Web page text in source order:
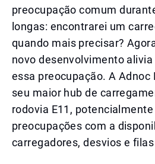
preocupação comum
longas: encontrarei um
quando mais precisar?
novo desenvolvimento
essa preocupação. A
seu maior hub de
rodovia E11,
preocupações com a
carregadores, desvios e